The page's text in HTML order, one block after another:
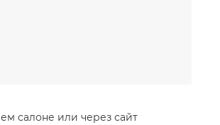
салоне или через сайт